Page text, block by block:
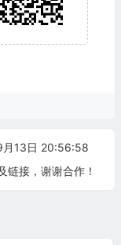
月13日 20:56:58
链接，谢谢合作！